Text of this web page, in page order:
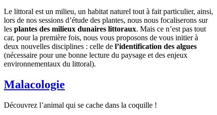
Le littoral est un milieu, un habitat naturel tout à fait particulier, ainsi,
lors de nos sessions d’étude des plantes, nous nous focaliserons sur
les plantes des milieux dunaires littoraux. Mais ce n’est pas tout
car, pour la première fois, nous vous proposons de vous initier à
deux nouvelles disciplines : celle de l’identification des algues
(nécessaire pour une bonne lecture du paysage et des enjeux
environnementaux du littoral).
Malacologie
Découvrez l’animal qui se cache dans la coquille !